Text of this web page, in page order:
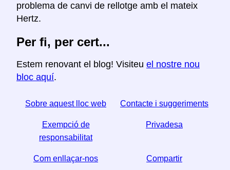
problema de canvi de rellotge amb el mateix
Hertz.
Per fi, per cert...
Estem renovant el blog! Visiteu el nostre nou
bloc aquí.
Sobre aquest lloc web Contacte i suggeriments
Exempció de
responsabilitat
Privadesa
Com enllaçar-nos Compartir